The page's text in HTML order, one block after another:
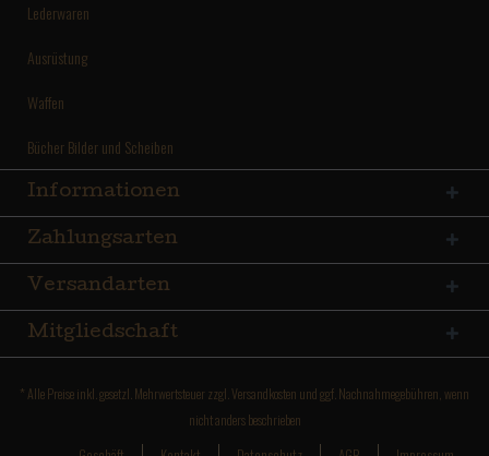
Lederwaren
Ausrüstung
Waffen
Bücher Bilder und Scheiben
Informationen
Zahlungsarten
Versandarten
Mitgliedschaft
* Alle Preise inkl. gesetzl. Mehrwertsteuer zzgl. Versandkosten und ggf. Nachnahmegebühren, wenn
nicht anders beschrieben